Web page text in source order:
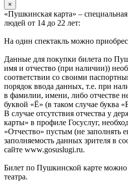
×
«Пушкинская карта» –
людей от 14 до 22 лет:
На один спектакль можно
Данные для покупки билета по
имя и отчество (при наличии))
соответствии со своими
порядок ввода данных, т.е. при
в фамилии, имени, либо отчестве
буквой «Ё» (в таком случае буква
В случае отсутствия отчества у
карты» в профиле Госуслуг,
«Отчество» пустым (не заполнять
заполняемость данных зрителя в
сайте www.gosuslugi.ru.
Билет по Пушкинской карте можно
театра.